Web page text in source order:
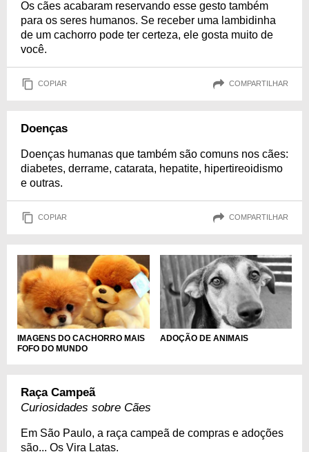
Os cães acabaram reservando esse gesto também
para os seres humanos. Se receber uma lambidinha
de um cachorro pode ter certeza, ele gosta muito de
você.
COPIAR COMPARTILHAR
Doenças
Doenças humanas que também são comuns nos cães:
diabetes, derrame, catarata, hepatite, hipertireoidismo
e outras.
COPIAR COMPARTILHAR
IMAGENS DO CACHORRO MAIS
FOFO DO MUNDO
ADOÇÃO DE ANIMAIS
Raça Campeã
Curiosidades sobre Cães
Em São Paulo, a raça campeã de compras e adoções
são... Os Vira Latas.